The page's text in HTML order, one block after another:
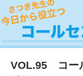
ホーム
過去ブログはこち
VOL.95 コー